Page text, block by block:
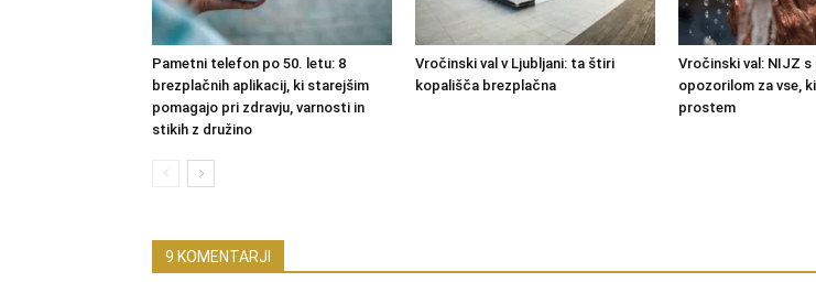
Pametni telefon po 50. letu: 8
brezplačnih aplikacij, ki starejšim
pomagajo pri zdravju, varnosti in
stikih z družino
Vročinski val v Ljubljani: ta štiri
kopališča brezplačna
Vročinski val: NIJZ s
opozorilom za vse,
prostem
9 KOMENTARJI